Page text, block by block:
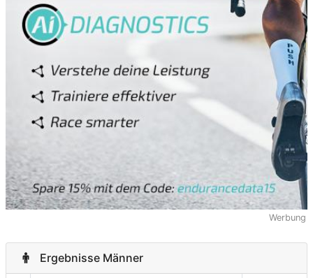
Werbung
Ergebnisse Männer